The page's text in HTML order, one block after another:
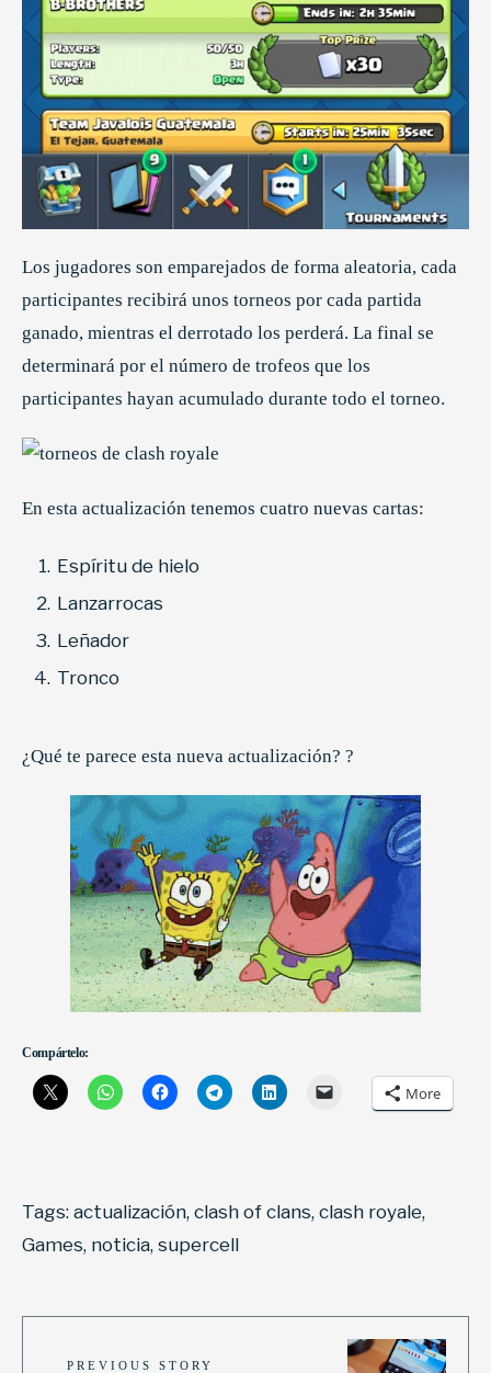
Los jugadores son emparejados de forma aleatoria, cada
participantes recibirá unos torneos por cada partida
ganado, mientras el derrotado los perderá. La final se
determinará por el número de trofeos que los
participantes hayan acumulado durante todo el torneo.
En esta actualización tenemos cuatro nuevas cartas:
Espíritu de hielo
Lanzarrocas
Leñador
Tronco
¿Qué te parece esta nueva actualización? ?
Compártelo:
More
Tags: actualización, clash of clans, clash royale,
Games, noticia, supercell
PREVIOUS STORY